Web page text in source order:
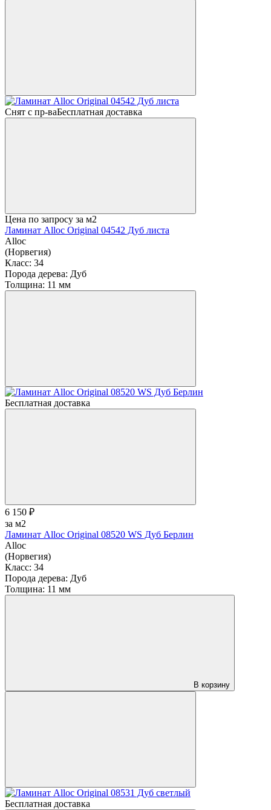
Снят с пр-ваБесплатная доставка
Цена по запросу за м2
Ламинат Alloc Original 04542 Дуб листа
Alloc
(Норвегия)
Класс: 34
Порода дерева: Дуб
Толщина: 11 мм
Бесплатная доставка
6 150 ₽
за м2
Ламинат Alloc Original 08520 WS Дуб Берлин
Alloc
(Норвегия)
Класс: 34
Порода дерева: Дуб
Толщина: 11 мм
В корзину
Бесплатная доставка